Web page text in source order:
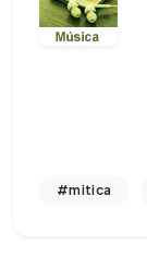
#mitica